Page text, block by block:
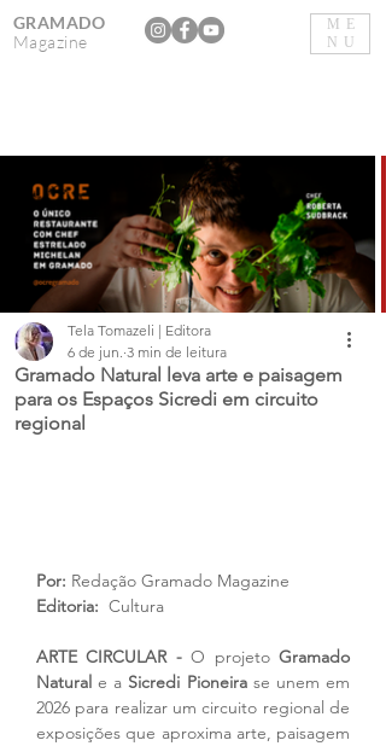
ME
NU
GRAMADO
Magazine
Gramado Natural leva arte e paisagem
para os Espaços Sicredi em circuito
regional
Tela Tomazeli | Editora
6 de jun. 3 min de leitura
Por: Redação Gramado Magazine
Editoria: Cultura
ARTE CIRCULAR - O projeto Gramado
Natural e a Sicredi Pioneira se unem em
2026 para realizar um circuito regional de
exposições que aproxima arte, paisagem